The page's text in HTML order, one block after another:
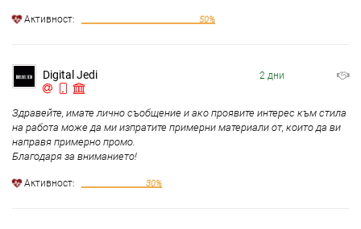
Aктивност: 50%
Digital Jedi
Здравейте, имате лично съобщение и ако проявите интерес към стила
на работа може да ми изпратите примерни материали от, които да ви
направя примерно промо.
Благодаря за вниманието!
Aктивност: 30%
2 дни